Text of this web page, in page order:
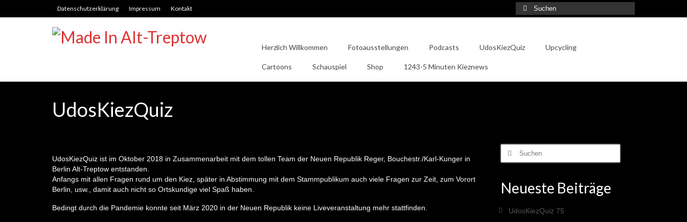
Datenschutzerklärung Impressum Kontakt
Suche
nach:
Herzlich Willkommen Fotoausstellungen Podcasts UdosKiezQuiz Upcycling
Cartoons Schauspiel Shop 1243-5 Minuten Kieznews
UdosKiezQuiz
UdosKiezQuiz ist im Oktober 2018 in Zusammenarbeit mit dem tollen Team der Neuen Republik Reger, Bouchestr./Karl-Kunger in
Berlin Alt-Treptow entstanden.
Anfangs mit allen Fragen rund um den Kiez, später in Abstimmung mit dem Stammpublikum auch viele Fragen zur Zeit, zum Vorort
Berlin, usw., damit auch nicht so Ortskundige viel Spaß haben.
Bedingt durch die Pandemie konnte seit März 2020 in der Neuen Republik keine Liveveranstaltung mehr stattfinden.
Suche
Neueste Beiträge
UdosKiezQuiz 75